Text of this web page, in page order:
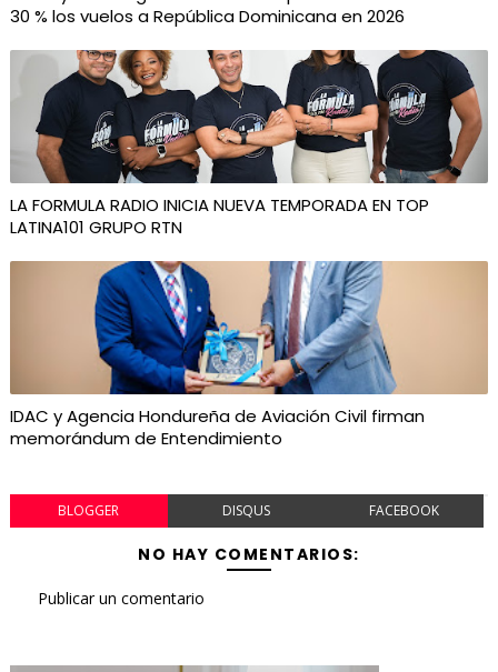
30 % los vuelos a República Dominicana en 2026
LA FORMULA RADIO INICIA NUEVA TEMPORADA EN TOP
LATINA101 GRUPO RTN
IDAC y Agencia Hondureña de Aviación Civil firman
memorándum de Entendimiento
BLOGGER DISQUS FACEBOOK
NO HAY COMENTARIOS:
Publicar un comentario